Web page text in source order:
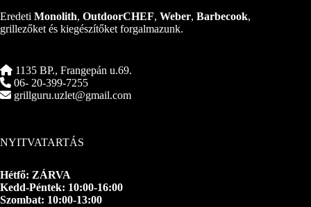
Eredeti Monolith, OutdoorCHEF, Weber, Barbecook,
grillezőket és kiegészítőket forgalmazunk.
1135 BP., Frangepán u.69.
06- 20-399-7255
grillguru.uzlet@gmail.com
NYITVATARTÁS
Hétfő: ZÁRVA
Kedd-Péntek: 10:00-16:00
Szombat: 10:00-13:00